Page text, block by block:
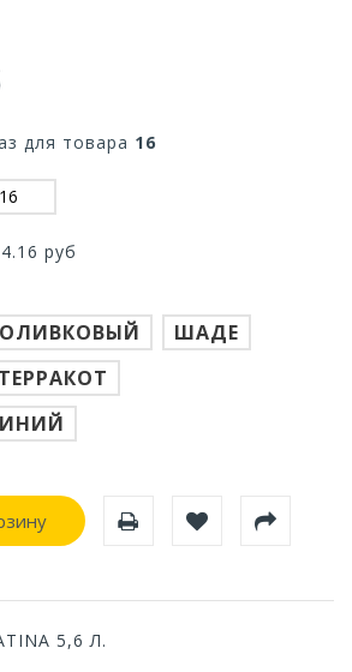
для товара 16
руб
ОЛИВКОВЫЙ
ШАДЕ
ТЕРРАКОТ
5,6 Л.